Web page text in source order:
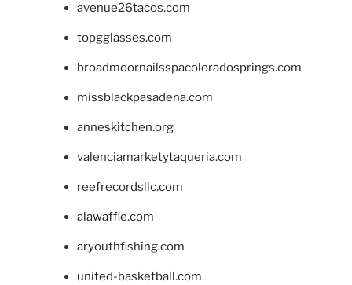
avenue26tacos.com
topgglasses.com
broadmoornailsspacoloradosprings.com
missblackpasadena.com
anneskitchen.org
valenciamarketytaqueria.com
reefrecordsllc.com
alawaffle.com
aryouthfishing.com
united-basketball.com